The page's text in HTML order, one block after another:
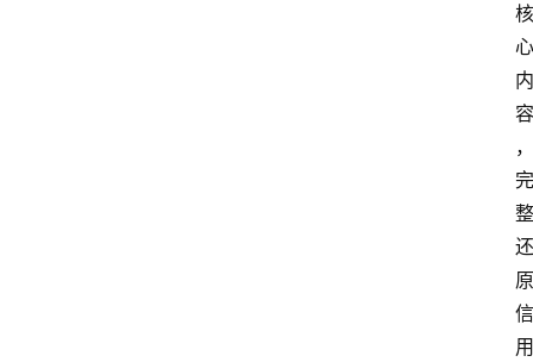
核
心
内
容
，
完
整
还
原
信
用